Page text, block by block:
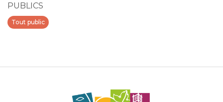
PUBLICS
Tout public